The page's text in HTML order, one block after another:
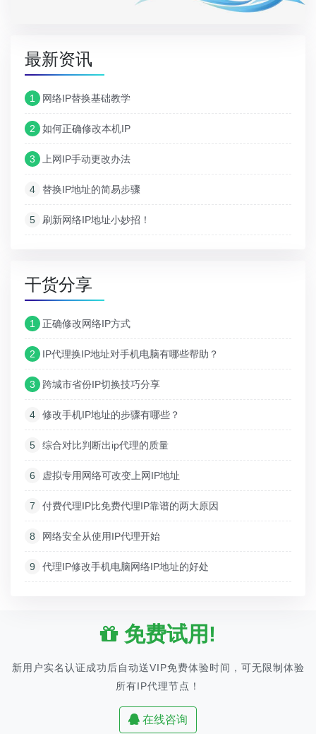
最新资讯
1 网络IP替换基础教学
2 如何正确修改本机IP
3 上网IP手动更改办法
4 替换IP地址的简易步骤
5 刷新网络IP地址小妙招！
干货分享
1 正确修改网络IP方式
2 IP代理换IP地址对手机电脑有哪些帮助？
3 跨城市省份IP切换技巧分享
4 修改手机IP地址的步骤有哪些？
5 综合对比判断出ip代理的质量
6 虚拟专用网络可改变上网IP地址
7 付费代理IP比免费代理IP靠谱的两大原因
8 网络安全从使用IP代理开始
9 代理IP修改手机电脑网络IP地址的好处
免费试用!
新用户实名认证成功后自动送VIP免费体验时间，可无限制体验
所有IP代理节点！
在线咨询